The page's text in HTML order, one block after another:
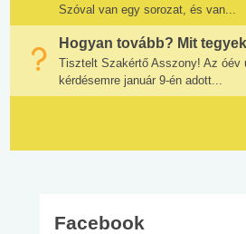
Szóval van egy sorozat, és van...
Hogyan tovább? Mit
Tisztelt Szakértő Asszony! Az óév
kérdésemre január 9-én adott...
Facebook